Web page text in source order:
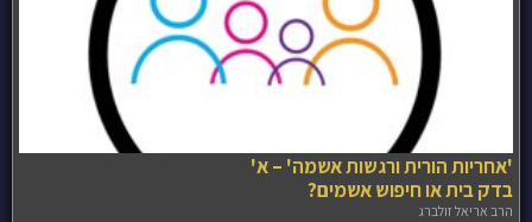
'אחריות הורית ורגשות אשמה' – א'
בדק בית או חיפוש אשמים?
הרב אריאל זולברג